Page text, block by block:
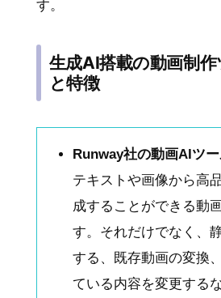
す。
生成AI搭載の動画制
と特徴
Runway社の動画AIツー
テキストや画像から高
成することができる動
す。それだけでなく、
する、既存動画の変換
ている内容を変更する